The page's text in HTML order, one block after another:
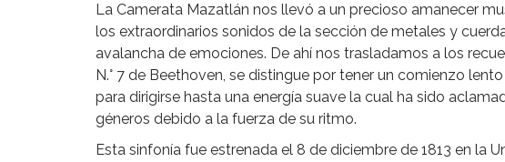
La Camerata Mazatlán nos llevó a un precioso amanecer
los extraordinarios sonidos de la sección de metales y
avalancha de emociones. De ahí nos trasladamos a los
N.° 7 de Beethoven, se distingue por tener un comienzo
para dirigirse hasta una energía suave la cual ha sido
géneros debido a la fuerza de su ritmo.
Esta sinfonía fue estrenada el 8 de diciembre de 1813 en la